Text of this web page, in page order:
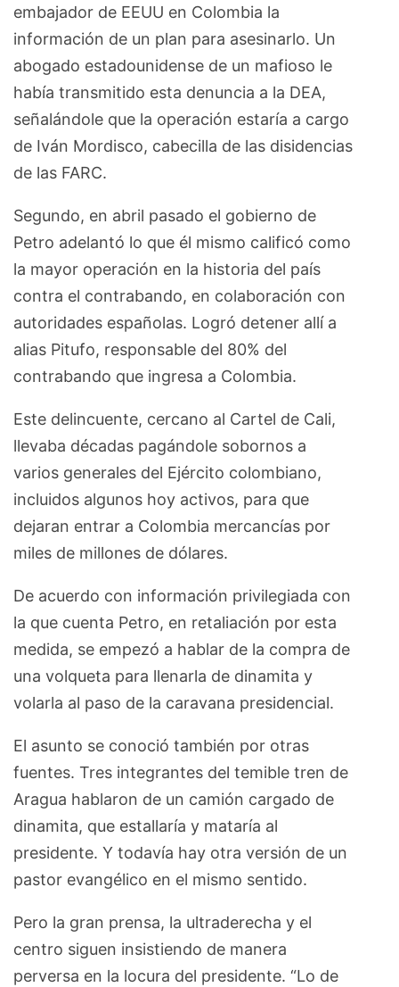
embajador de EEUU en Colombia la
información de un plan para asesinarlo. Un
abogado estadounidense de un mafioso le
había transmitido esta denuncia a la DEA,
señalándole que la operación estaría a cargo
de Iván Mordisco, cabecilla de las disidencias
de las FARC.
Segundo, en abril pasado el gobierno de
Petro adelantó lo que él mismo calificó como
la mayor operación en la historia del país
contra el contrabando, en colaboración con
autoridades españolas. Logró detener allí a
alias Pitufo, responsable del 80% del
contrabando que ingresa a Colombia.
Este delincuente, cercano al Cartel de Cali,
llevaba décadas pagándole sobornos a
varios generales del Ejército colombiano,
incluidos algunos hoy activos, para que
dejaran entrar a Colombia mercancías por
miles de millones de dólares.
De acuerdo con información privilegiada con
la que cuenta Petro, en retaliación por esta
medida, se empezó a hablar de la compra de
una volqueta para llenarla de dinamita y
volarla al paso de la caravana presidencial.
El asunto se conoció también por otras
fuentes. Tres integrantes del temible tren de
Aragua hablaron de un camión cargado de
dinamita, que estallaría y mataría al
presidente. Y todavía hay otra versión de un
pastor evangélico en el mismo sentido.
Pero la gran prensa, la ultraderecha y el
centro siguen insistiendo de manera
perversa en la locura del presidente. “Lo de